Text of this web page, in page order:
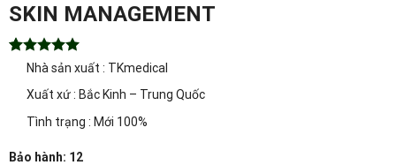
SKIN MANAGEMENT
5.00trên 5
đánh giá
Nhà sản xuất : TKmedical
Xuất xứ : Bắc Kinh – Trung Quốc
Tình trạng : Mới 100%
Bảo hành: 12